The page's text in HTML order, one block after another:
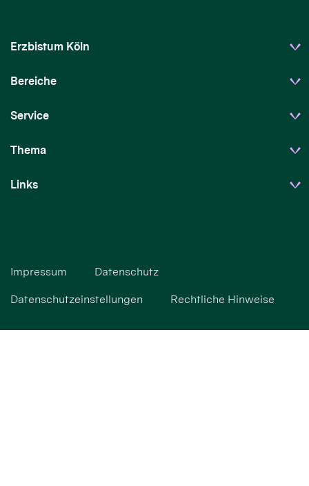
Erzbistum Köln
Bereiche
Service
Thema
Links
Impressum Datenschutz
Datenschutzeinstellungen Rechtliche Hinweise